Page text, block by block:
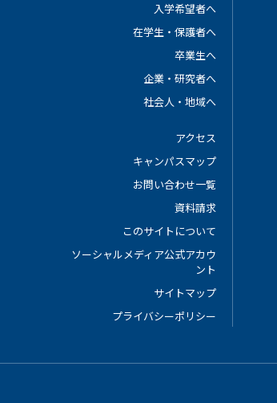
入学希望者へ
在学生・保護者へ
卒業生へ
企業・研究者へ
社会人・地域へ
アクセス
キャンパスマップ
お問い合わせ一覧
資料請求
このサイトについて
ソーシャルメディア公式アカウ
ント
サイトマップ
プライバシーポリシー